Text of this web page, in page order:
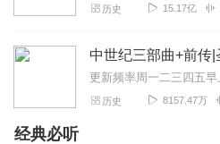
历史 15.17亿
历史 8157.47万
经典必听